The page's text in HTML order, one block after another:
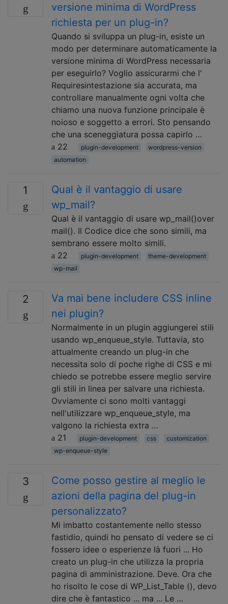
versione minima di WordPress
richiesta per un plug-in?
Quando si sviluppa un plug-in, esiste un
modo per determinare automaticamente la
versione minima di WordPress necessaria
per eseguirlo? Voglio assicurarmi che l'
Requiresintestazione sia accurata, ma
controllare manualmente ogni volta che
chiamo una nuova funzione principale è
noioso e soggetto a errori. Sto pensando
che una sceneggiatura possa capirlo …
22
plugin-development
wordpress-version
automation
1
Qual è il vantaggio di usare
wp_mail?
Qual è il vantaggio di usare wp_mail()over
mail(). Il Codice dice che sono simili, ma
sembrano essere molto simili.
22
plugin-development
theme-development
wp-mail
2
Va mai bene includere CSS inline
nei plugin?
Normalmente in un plugin aggiungerei stili
usando wp_enqueue_style. Tuttavia, sto
attualmente creando un plug-in che
necessita solo di poche righe di CSS e mi
chiedo se potrebbe essere meglio servire
gli stili in linea per salvare una richiesta.
Ovviamente ci sono molti vantaggi
nell'utilizzare wp_enqueue_style, ma
valgono la richiesta extra …
21
plugin-development css
customization
wp-enqueue-style
3
Come posso gestire al meglio le
azioni della pagina del plug-in
personalizzato?
Mi imbatto costantemente nello stesso
fastidio, quindi ho pensato di vedere se ci
fossero idee o esperienze là fuori ... Ho
creato un plug-in che utilizza la propria
pagina di amministrazione. Deve. Ora che
ho risolto le cose di WP_List_Table (), devo
dire che è fantastico ... ma ... Le …